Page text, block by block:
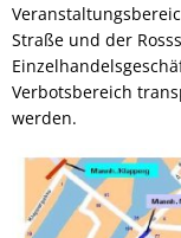
Straße und der
Verbotsbereich
werden.